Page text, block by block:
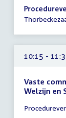
-
11:15
10:15 -
Vaste
Welzijn en
vergadering